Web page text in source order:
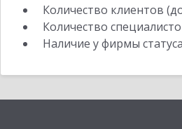
Количество клиентов
Количество
Наличие у фирмы статуса